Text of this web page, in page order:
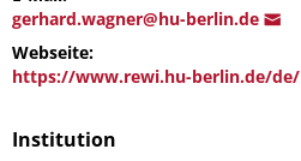
gerhard.wagner@hu-berlin.de
Webseite:
https://www.rewi.hu-berlin.de/
Institution